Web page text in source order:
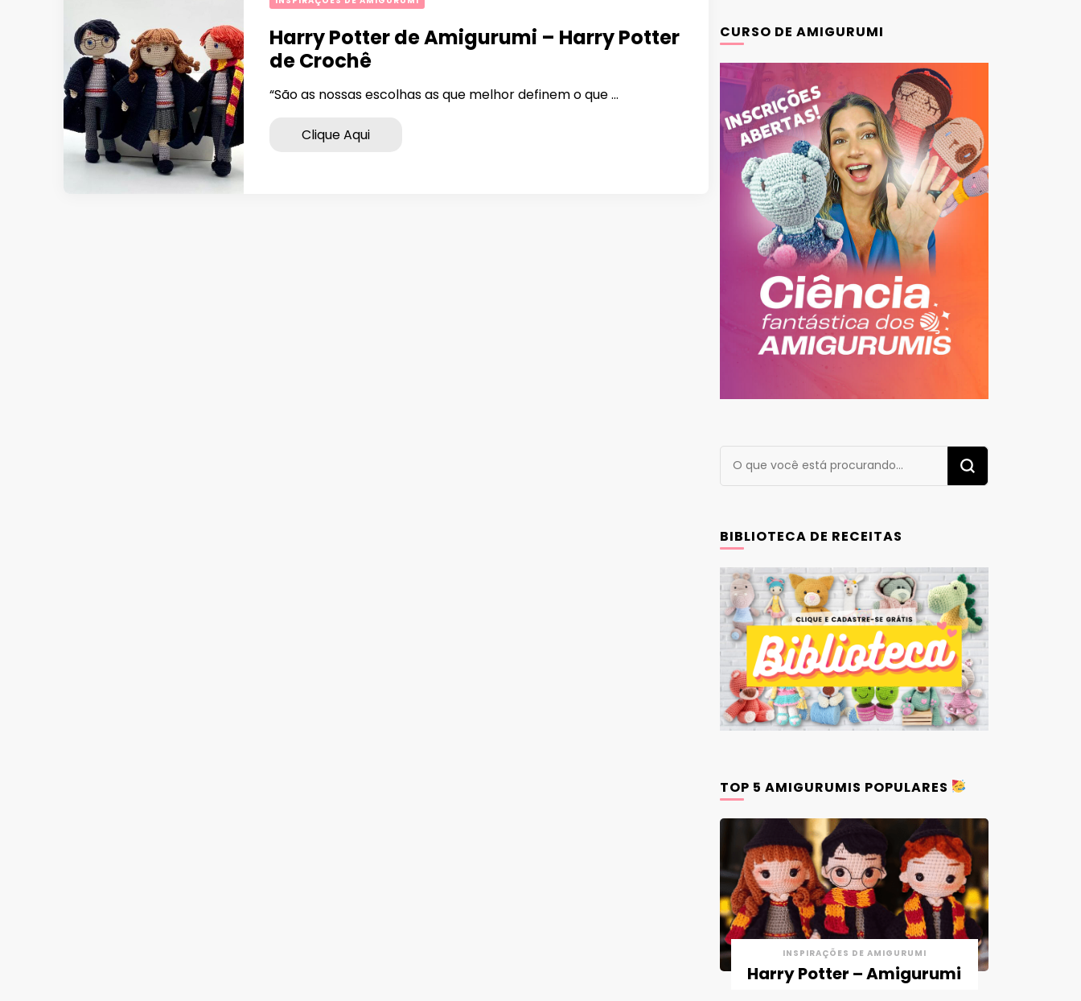
Harry Potter de Amigurumi – Harry Potter
de Crochê
“São as nossas escolhas as que melhor definem o que …
Clique Aqui
CURSO DE AMIGURUMI
Procurando
algo?
BIBLIOTECA DE RECEITAS
TOP 5 AMIGURUMIS POPULARES
INSPIRAÇÕES DE AMIGURUMI
Harry Potter – Amigurumi